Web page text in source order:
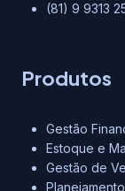
(81) 9 9313
Produtos
Gestão
Estoque e
Gestão de